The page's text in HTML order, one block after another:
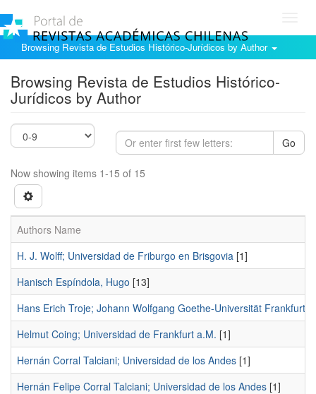
Browsing Revista de Estudios Histórico-Jurídicos by Author
Browsing Revista de Estudios Histórico-
Jurídicos by Author
Go
Now showing items 1-15 of 15
Authors Name
H. J. Wolff; Universidad de Friburgo en Brisgovia [1]
Hanisch Espíndola, Hugo [13]
Hans Erich Troje; Johann Wolfgang Goethe-Universität Frankfurt
Helmut Coing; Universidad de Frankfurt a.M. [1]
Hernán Corral Talciani; Universidad de los Andes [1]
Hernán Felipe Corral Talciani; Universidad de los Andes [1]